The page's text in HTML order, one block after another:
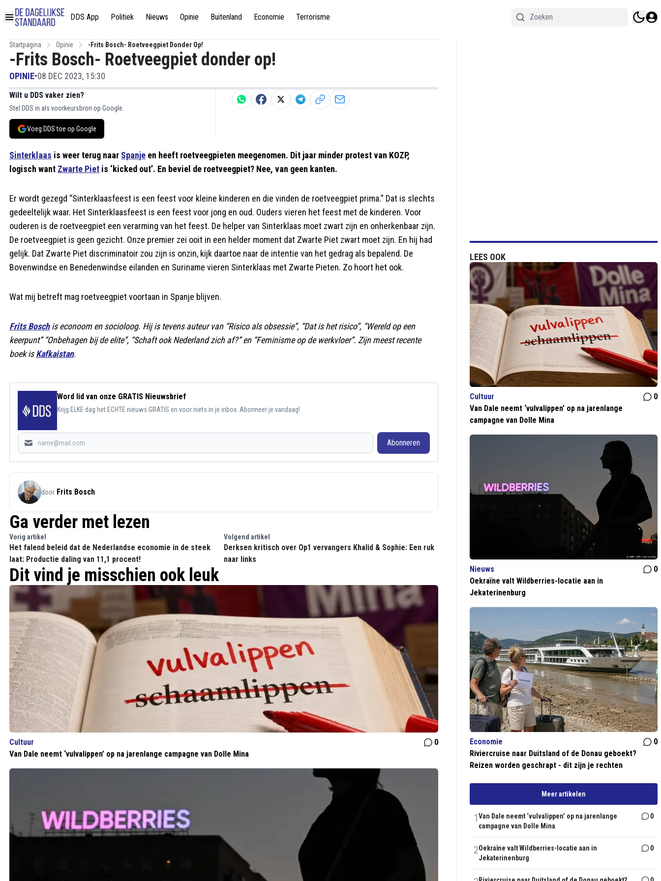
DDS App Politiek Nieuws Opinie Buitenland Economie Terrorisme
Startpagina Opinie -Frits Bosch- Roetveegpiet Donder Op!
-Frits Bosch- Roetveegpiet donder op!
OPINIE•08 DEC 2023, 15:30
Wilt u DDS vaker zien?
Stel DDS in als voorkeursbron op Google.
Voeg DDS toe op Google
Sinterklaas is weer terug naar Spanje en heeft roetveegpieten meegenomen. Dit jaar minder protest van KOZP,
logisch want Zwarte Piet is ‘kicked out’. En beviel de roetveegpiet? Nee, van geen kanten.
Er wordt gezegd “Sinterklaasfeest is een feest voor kleine kinderen en die vinden de roetveegpiet prima.” Dat is slechts
gedeeltelijk waar. Het Sinterklaasfeest is een feest voor jong en oud. Ouders vieren het feest met de kinderen. Voor
ouderen is de roetveegpiet een verarming van het feest. De helper van Sinterklaas moet zwart zijn en onherkenbaar zijn.
De roetveegpiet is geen gezicht. Onze premier zei ooit in een helder moment dat Zwarte Piet zwart moet zijn. En hij had
gelijk. Dat Zwarte Piet discriminatoir zou zijn is onzin, kijk daartoe naar de intentie van het gedrag als bepalend. De
Bovenwindse en Benedenwindse eilanden en Suriname vieren Sinterklaas met Zwarte Pieten. Zo hoort het ook.
Wat mij betreft mag roetveegpiet voortaan in Spanje blijven.
Frits Boschis econoom en socioloog. Hij is tevens auteur van “Risico als obsessie”, “Dat is het risico”, “Wereld op een
keerpunt” “Onbehagen bij de elite”, “Schaft ook Nederland zich af?” en “Feminisme op de werkvloer”. Zijn meest recente
boek isKafkaistan.
Word lid van onze GRATIS Nieuwsbrief
Krijg ELKE dag het ECHTE nieuws GRATIS en voor niets in je inbox. Abonneer je vandaag!
Abonneren
door Frits Bosch
Ga verder met lezen
Vorig artikel
Het falend beleid dat de Nederlandse economie in de steek
laat: Productie daling van 11,1 procent!
Volgend artikel
Derksen kritisch over Op1 vervangers Khalid & Sophie: Een ruk
naar links
Dit vind je misschien ook leuk
Cultuur
0
Van Dale neemt ‘vulvalippen’ op na jarenlange campagne van Dolle Mina
LEES OOK
Cultuur
0
Van Dale neemt ‘vulvalippen’ op na jarenlange
campagne van Dolle Mina
Nieuws
0
Oekraïne valt Wildberries-locatie aan in
Jekaterinenburg
Economie
0
Riviercruise naar Duitsland of de Donau geboekt?
Reizen worden geschrapt - dit zijn je rechten
Meer artikelen
1Van Dale neemt ‘vulvalippen’ op na jarenlange
campagne van Dolle Mina
0
2Oekraïne valt Wildberries-locatie aan in
Jekaterinenburg
0